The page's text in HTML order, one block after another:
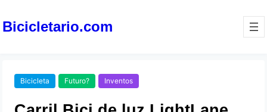
Bicicletario.com
Bicicleta Futuro? Inventos